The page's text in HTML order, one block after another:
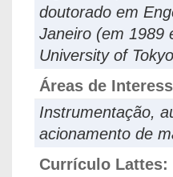
doutorado em
Janeiro (em 1989
University of
Áreas de
Instrumentação,
acionamento de
Currículo Lattes: